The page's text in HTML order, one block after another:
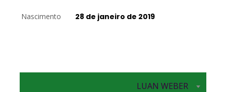
Nascimento 28 de janeiro de 2019
LUAN WEBER